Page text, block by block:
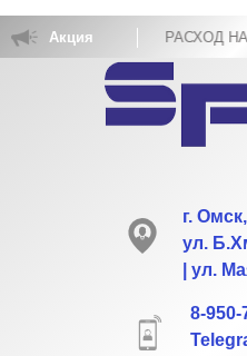
Акция
ЖИДКИХ ОБОЕВ РАСХОД НА 5
г. Омск,
ул.
| ул.
8-950-